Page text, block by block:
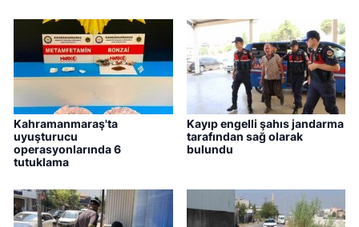
Kahramanmaraş'ta
uyuşturucu
operasyonlarında 6
tutuklama
Kayıp engelli şahıs jandarma
tarafından sağ olarak
bulundu